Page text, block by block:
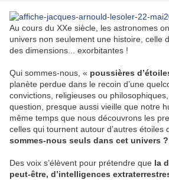
Au cours du XXe siècle, les astronomes
univers non seulement une histoire, celle
des dimensions... exorbitantes !
Qui sommes-nous, « poussières
planète perdue dans le recoin d’une
convictions, religieuses ou
question, presque aussi vieille que notre
même temps que nous découvrons les
celles qui tournent autour d’autres étoiles
sommes-nous seuls dans cet univers ?
Des voix s’élèvent pour prétendre que la
peut-être, d’intelligences